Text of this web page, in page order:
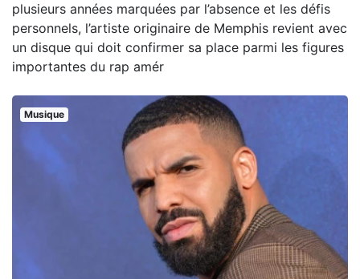
plusieurs années marquées par l’absence et les défis
personnels, l’artiste originaire de Memphis revient avec
un disque qui doit confirmer sa place parmi les figures
importantes du rap amér
Musique